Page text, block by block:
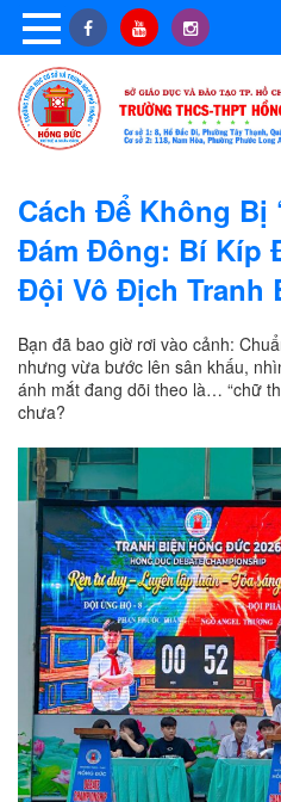
Cách Để Không Bị
Đám Đông: Bí Kíp
Đội Vô Địch Tranh
Bạn đã bao giờ rơi vào cảnh:
nhưng vừa bước lên sân khấu,
ánh mắt đang dõi theo là… “chữ
chưa?